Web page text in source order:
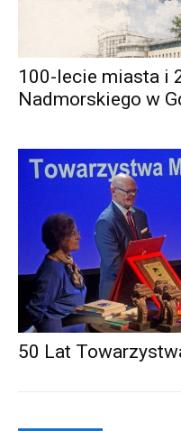
100-lecie miasta i
Nadmorskiego w
50 Lat